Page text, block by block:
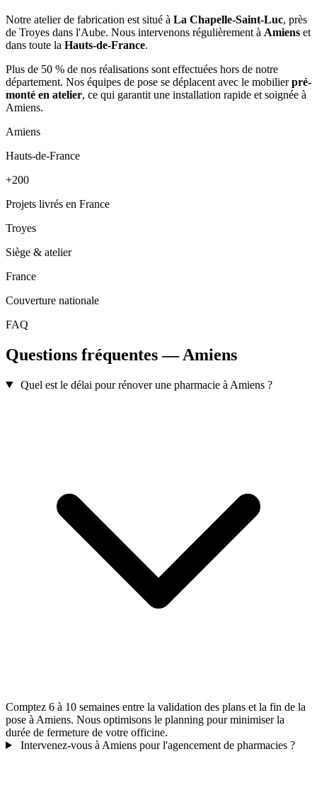
Notre atelier de fabrication est situé à La Chapelle-Saint-Luc, près
de Troyes dans l'Aube. Nous intervenons régulièrement à Amiens et
dans toute la Hauts-de-France.
Plus de 50 % de nos réalisations sont effectuées hors de notre
département. Nos équipes de pose se déplacent avec le mobilierpré-
monté en atelier, ce qui garantit une installation rapide et soignée à
Amiens.
Amiens
Hauts-de-France
+200
Projets livrés en France
Troyes
Siège & atelier
France
Couverture nationale
FAQ
Questions fréquentes — Amiens
Quel est le délai pour rénover une pharmacie à Amiens ?
Comptez 6 à 10 semaines entre la validation des plans et la fin de la
pose à Amiens. Nous optimisons le planning pour minimiser la
durée de fermeture de votre officine.
Intervenez-vous à Amiens pour l'agencement de pharmacies ?